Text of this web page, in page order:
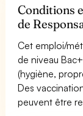
Conditions
de
Cet emploi/
de niveau
(hygiène,
Des
peuvent être